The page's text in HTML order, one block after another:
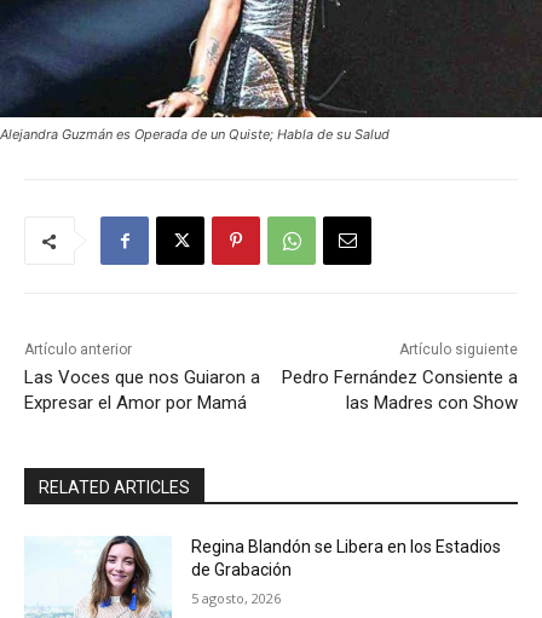
Alejandra Guzmán es Operada de un Quiste; Habla de su Salud
Artículo anterior
Las Voces que nos Guiaron a
Expresar el Amor por Mamá
Artículo siguiente
Pedro Fernández Consiente a
las Madres con Show
RELATED ARTICLES
Regina Blandón se Libera en los Estadios
de Grabación
5 agosto, 2026